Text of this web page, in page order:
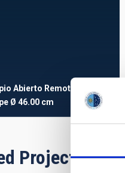
Abierto Remoto
Ø 46.00 cm
Projects